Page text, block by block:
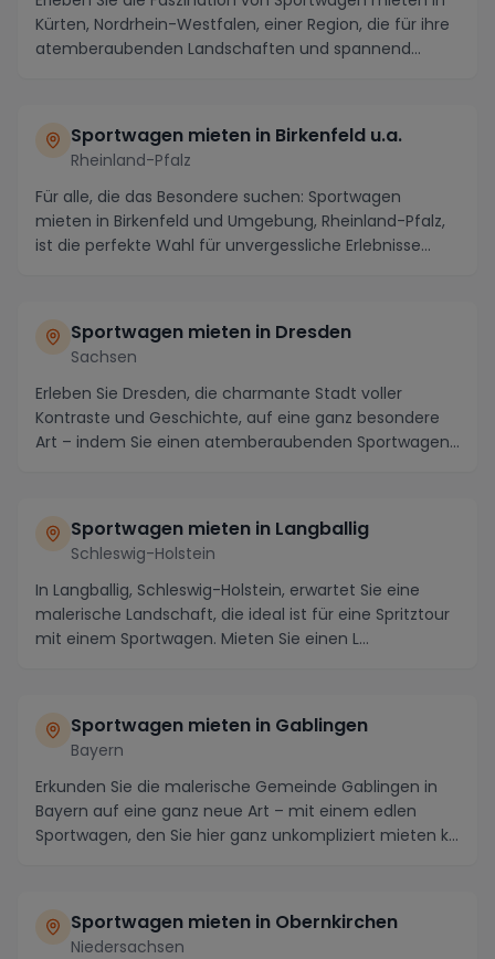
Kürten, Nordrhein-Westfalen, einer Region, die für ihre
atemberaubenden Landschaften und spannend...
Sportwagen mieten in Birkenfeld u.a.
Rheinland-Pfalz
Für alle, die das Besondere suchen: Sportwagen
mieten in Birkenfeld und Umgebung, Rheinland-Pfalz,
ist die perfekte Wahl für unvergessliche Erlebnisse...
Sportwagen mieten in Dresden
Sachsen
Erleben Sie Dresden, die charmante Stadt voller
Kontraste und Geschichte, auf eine ganz besondere
Art – indem Sie einen atemberaubenden Sportwagen
Sportwagen mieten in Langballig
Schleswig-Holstein
In Langballig, Schleswig-Holstein, erwartet Sie eine
malerische Landschaft, die ideal ist für eine Spritztour
mit einem Sportwagen. Mieten Sie einen L...
Sportwagen mieten in Gablingen
Bayern
Erkunden Sie die malerische Gemeinde Gablingen in
Bayern auf eine ganz neue Art – mit einem edlen
Sportwagen, den Sie hier ganz unkompliziert mieten k...
Sportwagen mieten in Obernkirchen
Niedersachsen